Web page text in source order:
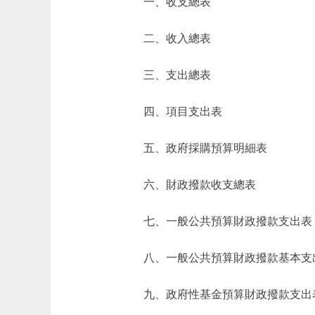
二、收入總表
三、支出總表
四、項目支出表
五、政府採購預算明細表
六、財政撥款收支總表
七、一般公共預算財政撥款支出表
八、一般公共預算財政撥款基本支
九、政府性基金預算財政撥款支出